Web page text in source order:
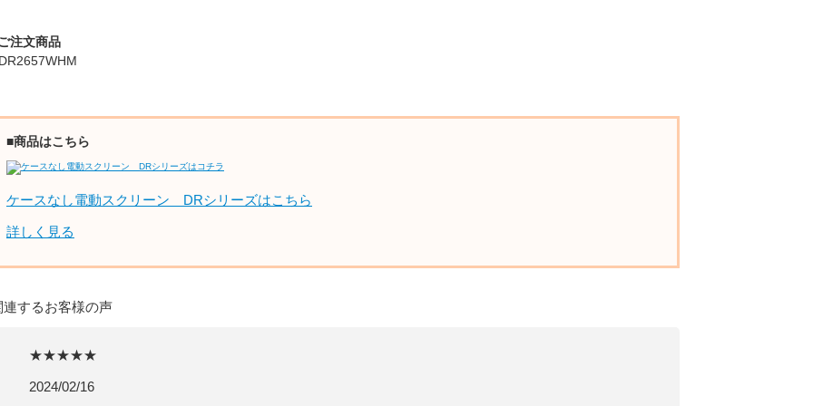
注文商品
■商品はこちら
ケースなし電動スクリーン DRシリーズはこちら
詳しく見る
連するお客様の声
★★★★★
2024/02/16